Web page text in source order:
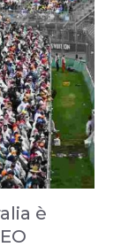
è